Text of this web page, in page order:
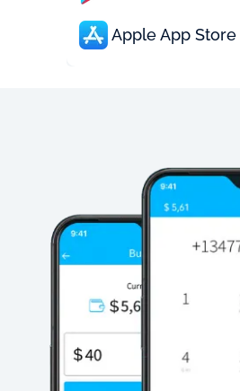
Apple App Store